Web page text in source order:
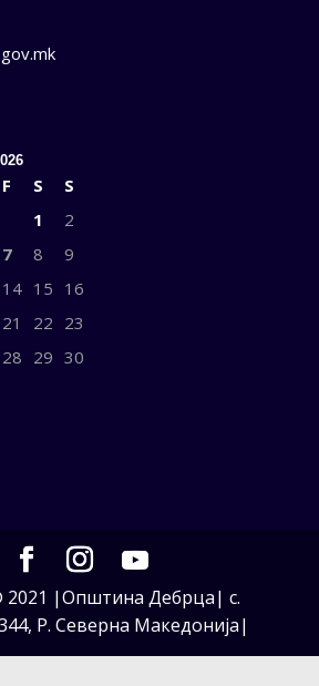
F S
S
1
2
7 8
9
14 15 16
21 22 23
28 29 30
2021 |Општина Дебрца| с.
Р. Северна Македонија|